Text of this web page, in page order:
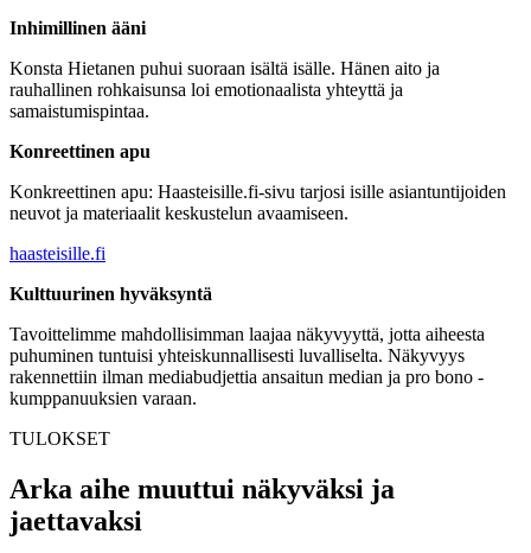
Inhimillinen ääni
Konsta Hietanen puhui suoraan isältä isälle. Hänen aito ja
rauhallinen rohkaisunsa loi emotionaalista yhteyttä ja
samaistumispintaa.
Konreettinen apu
Konkreettinen apu: Haasteisille.fi-sivu tarjosi isille asiantuntijoiden
neuvot ja materiaalit keskustelun avaamiseen.
haasteisille.fi
Kulttuurinen hyväksyntä
Tavoittelimme mahdollisimman laajaa näkyvyyttä, jotta aiheesta
puhuminen tuntuisi yhteiskunnallisesti luvalliselta. Näkyvyys
rakennettiin ilman mediabudjettia ansaitun median ja pro bono -
kumppanuuksien varaan.
TULOKSET
Arka aihe muuttui näkyväksi ja
jaettavaksi